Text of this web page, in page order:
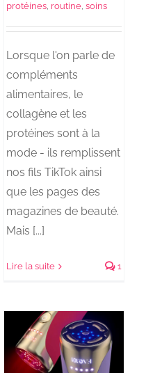
protéines, routine,soins
Lorsque l'on parle de
compléments
alimentaires, le
collagène et les
protéines sont à la
mode - ils remplissent
nos fils TikTok ainsi
que les pages des
magazines de beauté.
Mais [...]
Lire la suite 1